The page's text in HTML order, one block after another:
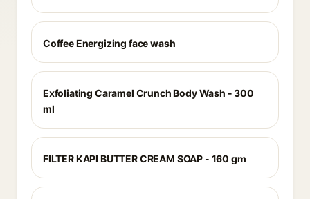
Coffee Energizing face wash
Exfoliating Caramel Crunch Body Wash - 300
ml
FILTER KAPI BUTTER CREAM SOAP - 160 gm